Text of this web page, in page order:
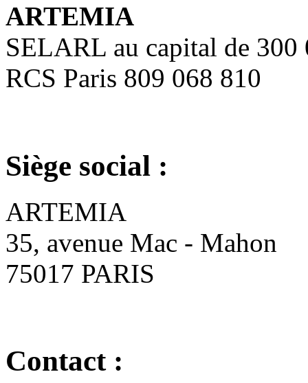
ARTEMIA
SELARL au capital de
RCS Paris 809 068 810
Siège social :
ARTEMIA
35, avenue Mac - Mahon
75017 PARIS
Contact :